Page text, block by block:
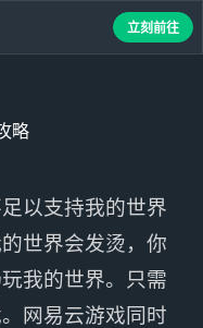
略
以支持我的世界
世界会发烫，你
我的世界。只需
网易云游戏同时
立刻前往